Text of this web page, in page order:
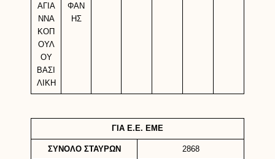
ΑΓΙΑ
ΝΝΑ
ΚΟΠ
ΟΥΛ
ΟΥ
ΒΑΣΙ
ΛΙΚΗ
ΦΑΝ
ΗΣ
ΓΙΑ Ε.Ε. ΕΜΕ
ΣΥΝΟΛΟ ΣΤΑΥΡΩΝ 2868